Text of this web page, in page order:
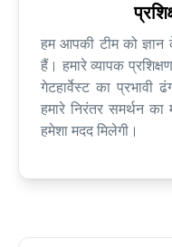
हम आपकी टीम को
हैं। हमारे व्यापक
गेटहार्वेस्ट का
हमारे निरंतर समर्थन
हमेशा मदद मिलेगी।